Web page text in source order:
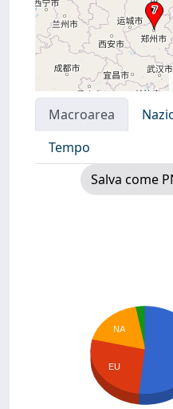
Macroarea
Tempo
Salva come
NA
EU